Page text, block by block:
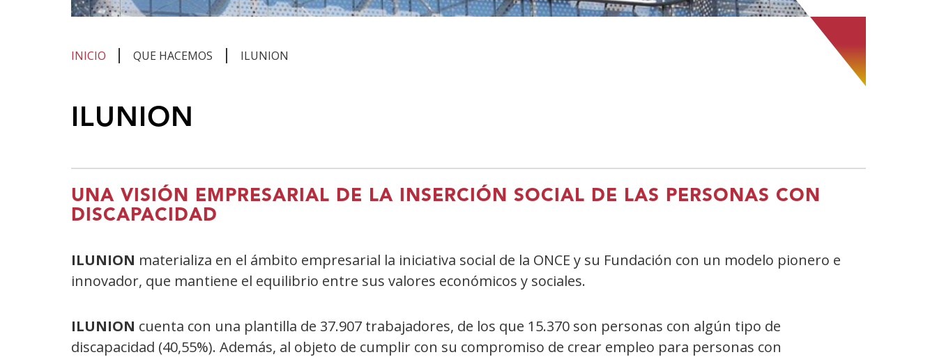
INICIO QUE HACEMOS ILUNION
encuentrasILUNION
UNA VISIÓN EMPRESARIAL DE LA INSERCIÓN SOCIAL DE LAS PERSONAS CON
DISCAPACIDAD
ILUNION materializa en el ámbito empresarial la iniciativa social de la ONCE y su Fundación con un modelo pionero e
innovador, que mantiene el equilibrio entre sus valores económicos y sociales.
ILUNION cuenta con una plantilla de 37.907 trabajadores, de los que 15.370 son personas con algún tipo de
discapacidad (40,55%). Además, al objeto de cumplir con su compromiso de crear empleo para personas con